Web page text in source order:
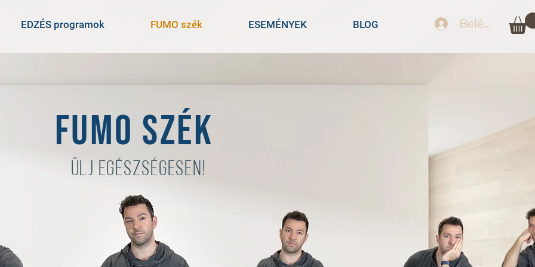
EDZÉS programok FUMO szék ESEMÉNYEK BLOG Belépés
FUMO szék
ülj egészségesen!